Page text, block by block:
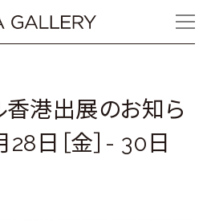
香港出展のお知ら
日［金］- 30日